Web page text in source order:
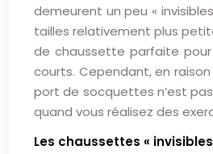
demeurent un peu «
tailles relativement plus
de chaussette parfaite
courts. Cependant, en
port de socquettes n’est
quand vous réalisez des
Les chaussettes « invisibles